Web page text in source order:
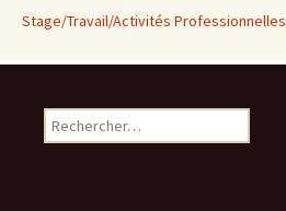
Stage/Travail/Activités Professionnelles
Rechercher :